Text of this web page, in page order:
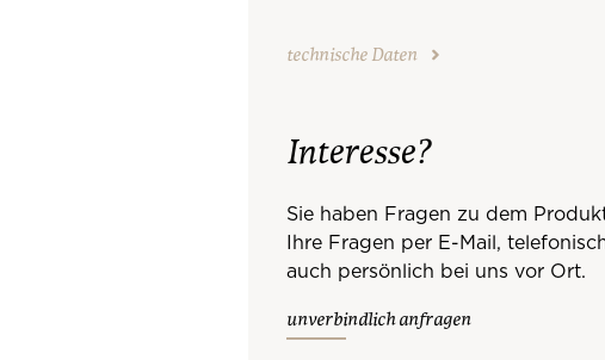
technische Daten
Interesse?
Sie haben Fragen zu dem
Ihre Fragen per E-Mail,
auch persönlich bei uns vor Ort.
unverbindlich anfragen